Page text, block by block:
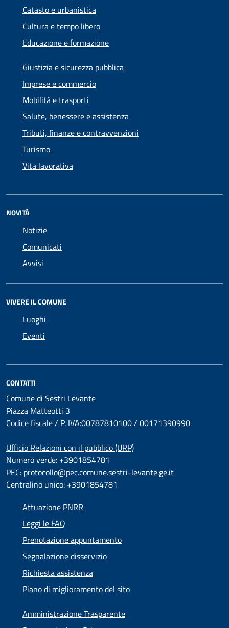
Catasto e urbanistica
Cultura e tempo libero
Educazione e formazione
Giustizia e sicurezza pubblica
Imprese e commercio
Mobilità e trasporti
Salute, benessere e assistenza
Tributi, finanze e contravvenzioni
Turismo
Vita lavorativa
NOVITÀ
Notizie
Comunicati
Avvisi
VIVERE IL COMUNE
Luoghi
Eventi
CONTATTI
Comune di Sestri Levante
Piazza Matteotti 3
Codice fiscale / P. IVA:00787810100 / 00171390990
Ufficio Relazioni con il pubblico (URP)
Numero verde: +3901854781
PEC: protocollo@pec.comune.sestri-levante.ge.it
Centralino unico: +3901854781
Attuazione PNRR
Leggi le FAQ
Prenotazione appuntamento
Segnalazione disservizio
Richiesta assistenza
Piano di miglioramento del sito
Amministrazione Trasparente